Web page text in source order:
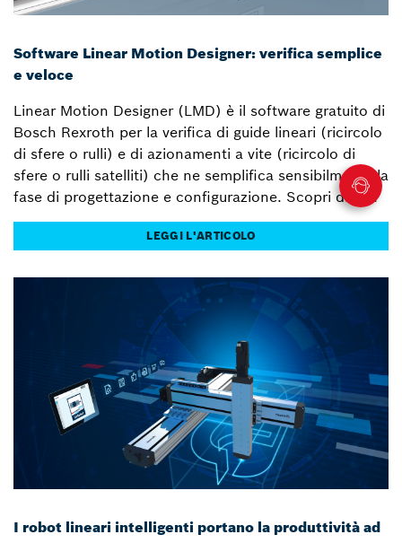
Software Linear Motion Designer: verifica semplice
e veloce
Linear Motion Designer (LMD) è il software gratuito di
Bosch Rexroth per la verifica di guide lineari (ricircolo
di sfere o rulli) e di azionamenti a vite (ricircolo di
sfere o rulli satelliti) che ne semplifica sensibilmente la
fase di progettazione e configurazione. Scopri di più.
LEGGI L'ARTICOLO
I robot lineari intelligenti portano la produttività ad